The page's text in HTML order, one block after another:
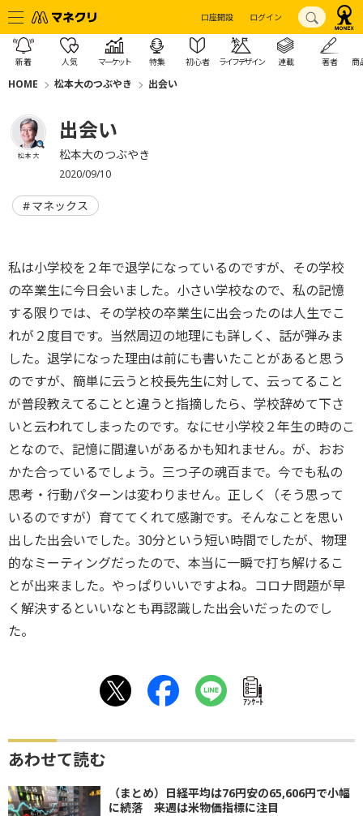
口座開設 ログイン
新着 人気 マーケット 特集 初心者 ライフデザイン 連載 著者 商
HOME 松本大のつぶやき 出会い
松本 大
出会い
松本大のつぶやき
2020/09/10
マネックス
私は小学校を２年で退学になっているのですが、その学校
の卒業生に今日会いました。小さい学校なので、私の記憶
する限りでは、その学校の卒業生に出会ったのは人生でこ
れが２度目です。当然周辺の地理にも詳しく、話が弾みま
した。退学になった理由は前にも書いたことがあると思う
のですが、簡単に云うと校長先生に対して、云ってること
が普段教えてることと違うと指摘したら、学校辞めて下さ
いと云われてしまったのです。なにせ小学校２年生の時のこ
となので、記憶に間違いがあるかも知れません。が、おお
かた合っているでしょう。三つ子の魂百まで。今でも私の
思考・行動パターンは変わりません。正しく（そう思って
いるのですが）育ててくれて感謝です。そんなことを思い
出した出会いでした。30分という短い時間でしたが、物理
的なミーティングだったので、本当に一瞬で打ち解けるこ
とが出来ました。やっぱりいいですよね。コロナ問題が早
く解決するといいなとも再認識した出会いだったのでし
た。
ｱﾝｹｰﾄ
あわせて読む
（まとめ）日経平均は76円安の65,606円で小幅
に続落 来週は米物価指標に注目